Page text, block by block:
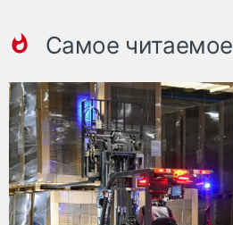
Самое читаемое